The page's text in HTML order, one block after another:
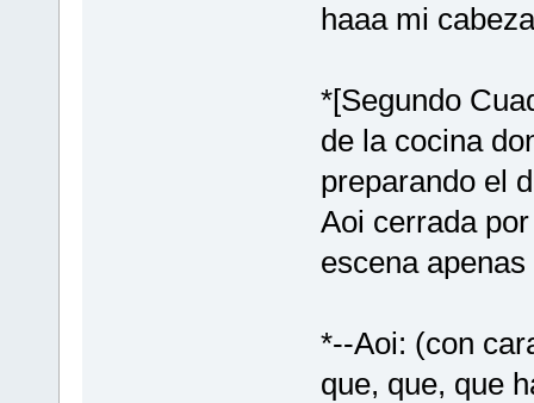
haaa mi
*[Segundo
de la cocina
preparando el
Aoi cerrada
escena
*--Aoi: (con
que, que, que